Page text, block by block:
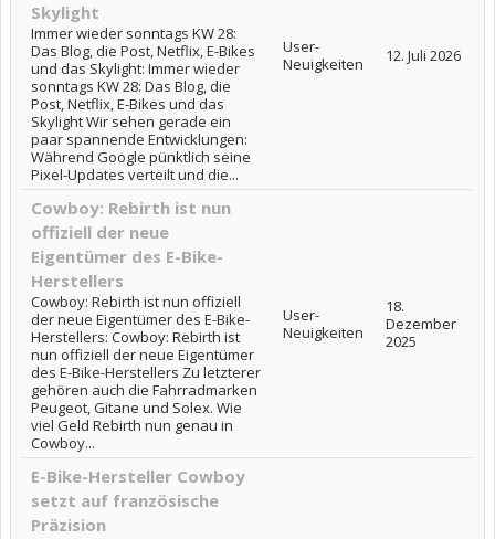
Skylight
Immer wieder sonntags KW 28:
Das Blog, die Post, Netflix, E-Bikes
und das Skylight: Immer wieder
sonntags KW 28: Das Blog, die
Post, Netflix, E-Bikes und das
Skylight Wir sehen gerade ein
paar spannende Entwicklungen:
Während Google pünktlich seine
Pixel-Updates verteilt und die...
User-
Neuigkeiten
12. Juli 2026
Cowboy: Rebirth ist nun
offiziell der neue
Eigentümer des E-Bike-
Herstellers
Cowboy: Rebirth ist nun offiziell
der neue Eigentümer des E-Bike-
Herstellers: Cowboy: Rebirth ist
nun offiziell der neue Eigentümer
des E-Bike-Herstellers Zu letzterer
gehören auch die Fahrradmarken
Peugeot, Gitane und Solex. Wie
viel Geld Rebirth nun genau in
Cowboy...
User-
Neuigkeiten
18.
Dezember
2025
E-Bike-Hersteller Cowboy
setzt auf französische
Präzision